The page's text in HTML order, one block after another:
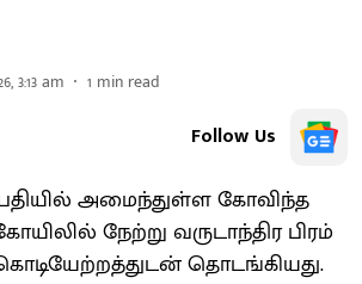
3:13 am 1 min read
Follow Us
அமைந்​துள்ள கோவிந்​த​
நேற்று வரு​டாந்​திர பிரம்​
தொடங்​கியது.